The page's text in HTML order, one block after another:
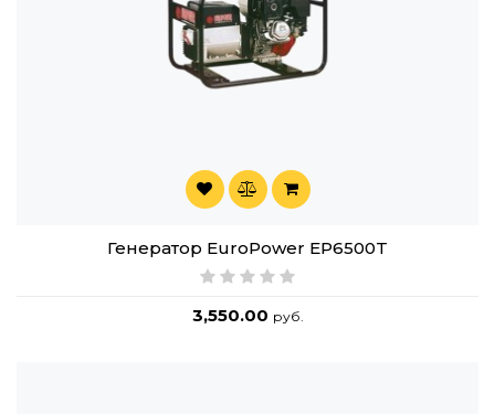
Генератор EuroPower EP6500T
3,550.00 руб.